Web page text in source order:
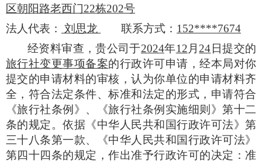
区朝阳路老西门22栋202号
法人代表：
刘思龙 联系方式： 152****7674
经资料审查，贵公司于2024年12 月 24日提交的
旅行社变更事项备案的行政许可申请，经本局对你
提交的申请材料的审核，认为你单位的申请材料齐
全，符合法定条件、标准和法定的形式，申请符合
《旅行社条例》、《旅行社条例实施细则》第十二
条的规定。依据《中华人民共和国行政许可法》第
三十八条第一款、《中华人民共和国行政许可法》
第四十四条的规定，作出准予行政许可的决定：准